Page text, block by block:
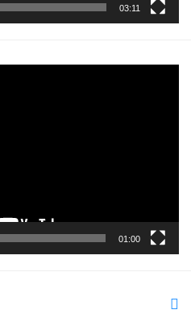
03:11
01:00